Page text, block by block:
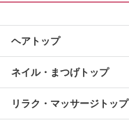
ヘアトップ
ネイル・まつげトップ
リラク・マッサージトップ